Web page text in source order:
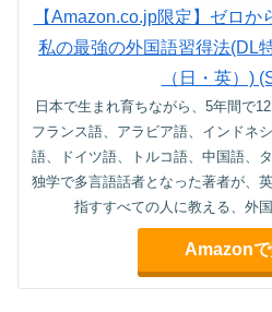
【Amazon.co.jp限定】ゼロ
私の最強の外国語習得法(DL
（日・英）)
日本で生まれ育ちながら、5年間で
フランス語、アラビア語、インドネ
語、ドイツ語、トルコ語、中国語、
独学で多言語話者となった著者が、
指すすべての人に教える、外
Amazonで